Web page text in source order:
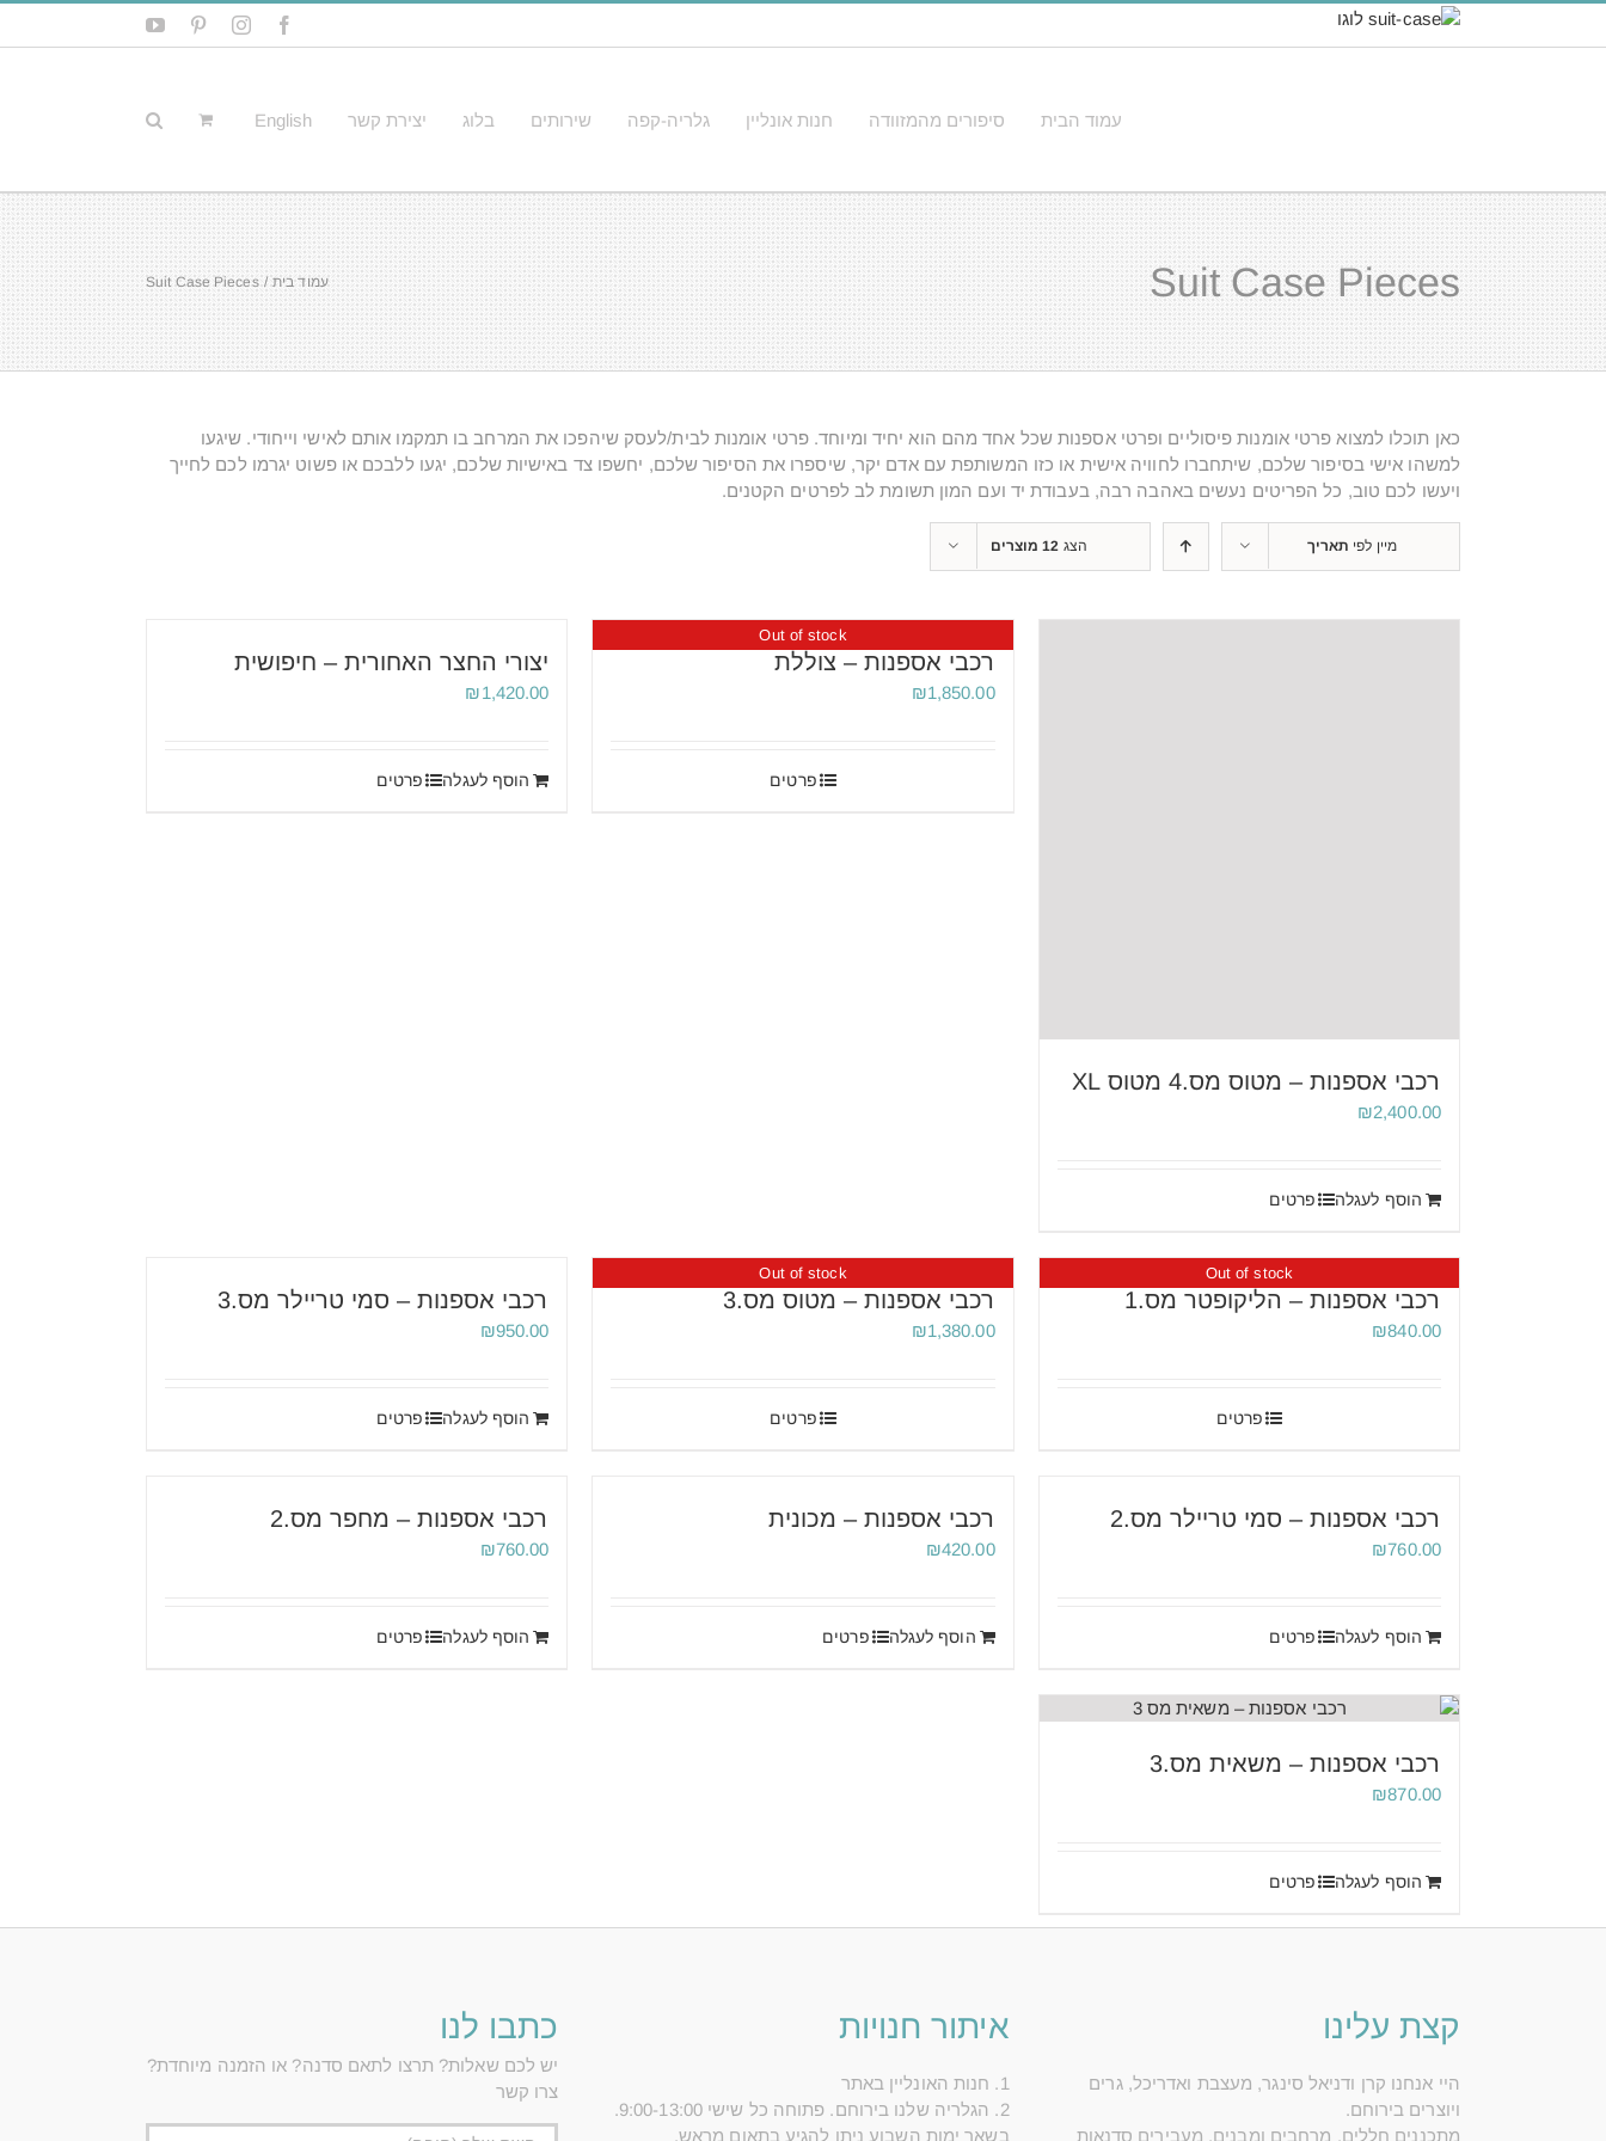
Facebook
Instagram
Pinterest
YouTube
עמוד הבית סיפורים מהמזוודה חנות אונליין גלריה-קפה שירותים בלוג יצירת קשר English
Suit Case Pieces עמוד בית Suit Case Pieces
כאן תוכלו למצוא פרטי אומנות פיסוליים ופרטי אספנות שכל אחד מהם הוא יחיד ומיוחד. פרטי אומנות לבית/לעסק שיהפכו את המרחב בו תמקמו אותם לאישי וייחודי. שיגעו
למשהו אישי בסיפור שלכם, שיתחברו לחוויה אישית או כזו המשותפת עם אדם יקר, שיספרו את הסיפור שלכם, יחשפו צד באישיות שלכם, יגעו ללבכם או פשוט יגרמו לכם לחייך
ויעשו לכם טוב, כל הפריטים נעשים באהבה רבה, בעבודת יד ועם המון תשומת לב לפרטים הקטנים.
מיין לפי תאריך הצג 12 מוצרים
רכבי אספנות – מטוס מס.4 מטוס XL
₪2,400.00
הוסף לעגלה פרטים
Out of stock
רכבי אספנות – צוללת
₪1,850.00
פרטים
יצורי החצר האחורית – חיפושית
₪1,420.00
הוסף לעגלה פרטים
Out of stock
רכבי אספנות – הליקופטר מס.1
₪840.00
פרטים
Out of stock
רכבי אספנות – מטוס מס.3
₪1,380.00
פרטים
רכבי אספנות – סמי טריילר מס.3
₪950.00
הוסף לעגלה פרטים
רכבי אספנות – סמי טריילר מס.2
₪760.00
הוסף לעגלה פרטים
רכבי אספנות – מכונית
₪420.00
הוסף לעגלה פרטים
רכבי אספנות – מחפר מס.2
₪760.00
הוסף לעגלה פרטים
רכבי אספנות – משאית מס.3
₪870.00
הוסף לעגלה פרטים
קצת עלינו
היי אנחנו קרן ודניאל סינגר, מעצבת ואדריכל, גרים
ויוצרים בירוחם.
מתכננים חללים, מרחבים ומבנים, מעבירים סדנאות
איתור חנויות
1. חנות האונליין באתר
2. הגלריה שלנו בירוחם. פתוחה כל שישי 9:00-13:00.
בשאר ימות השבוע ניתן להגיע בתאום מראש.
כתבו לנו
יש לכם שאלות? תרצו לתאם סדנה? או הזמנה מיוחדת?
צרו קשר